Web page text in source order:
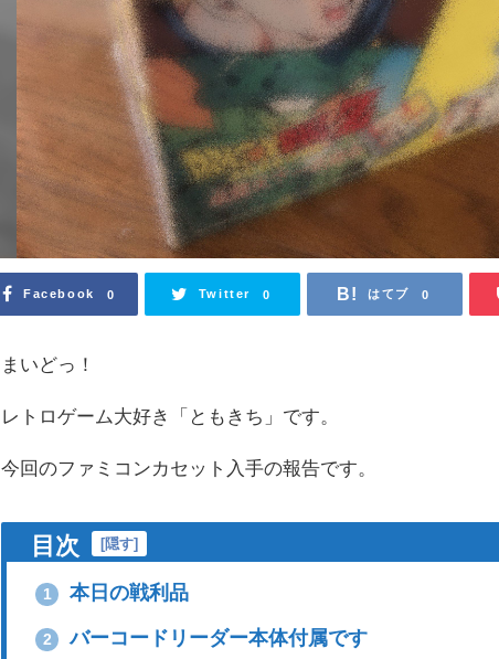
Facebook 0 Twitter 0 はてブ 0
まいどっ！
レトロゲーム大好き「ともきち」です。
今回のファミコンカセット入手の報告です。
目次 [隠す]
1 本日の戦利品
2 バーコードリーダー本体付属です